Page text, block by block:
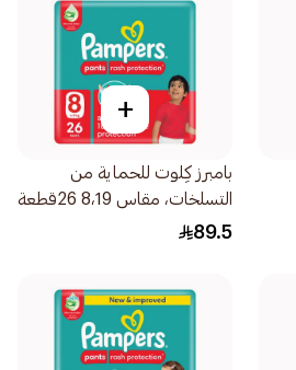
+
بامبرز كِلوت للحماية من
التسلخات، مقاس 8،19 26قطعة
89.5